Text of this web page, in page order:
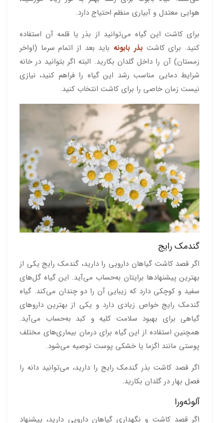
هوایی معتدل و آبیاری منظم احتیاج دارد.
برای کاشت این گیاه می‌توانید از بذر یا قلمه آن استفاده
کنید. برای کاشتبذر بابونه باید بعد از اتمام سرما (اواخر
زمستان) آن را داخل گلدان بکارید. البته اگر بتوانید در خانه
شرایط دمایی مناسب رشد این گیاه را فراهم کنید، نیازی
نیست زمان خاصی را برای کاشت انتخاب کنید.
گندمک رایج
اگر قصد کاشت گیاهان دارویی را دارید، گندمک رایج یکی از
بهترین پیشنهادها برایتان به‌حساب می‌آید. این گیاه گل‌های
سفید و کوچکی دارد که زیبایی آن را دو چندان می‌کند. گیاه
گندمک رایج خواص زیادی دارد و یکی از بهترین داروهای
گیاهی برای بهبود سلامت کلیه و کبد به‌حساب می‌‎آید.
همچنین استفاده از این گیاه برای درمان بیماری‌های مختلف
پوستی مانند اگزما یا خشکی پوست توصیه می‌شود.
اگر قصد کاشت بذر گندمک رایج را دارید، می‌توانید دانه را
فصل بهار در گلدان بکارید.
آلوئه‌ورا
اگر قصد کاشت و نگهداری گیاهان دارویی دارید، پیشنهاد